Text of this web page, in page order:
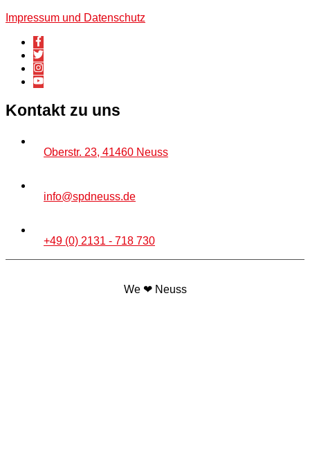
Impressum und Datenschutz
Kontakt zu uns
Oberstr. 23, 41460 Neuss
info@spdneuss.de
+49 (0) 2131 - 718 730
We ❤ Neuss